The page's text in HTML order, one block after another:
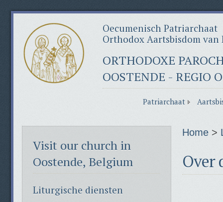
Oecumenisch Patriarchaat
Orthodox Aartsbisdom van
ORTHODOXE
OOSTENDE - REGIO
Patriarchaat
Visit our church in
Oostende, Belgium
Liturgische diensten
Home >
Over